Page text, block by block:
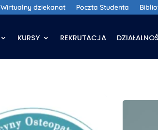
Wirtualny dziekanat Poczta Studenta
KURSY REKRUTACJA